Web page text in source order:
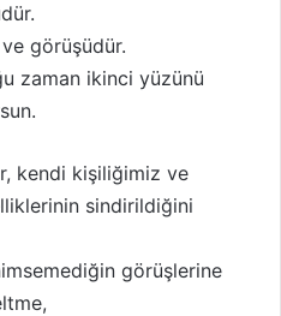
görüşüdür.
zaman ikinci yüzünü
kendi kişiliğimiz ve
sindirildiğini
görüşlerine